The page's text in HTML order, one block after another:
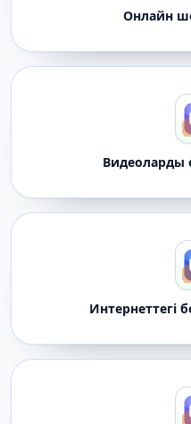
Онлайн
Видеоларды
Интернеттегі